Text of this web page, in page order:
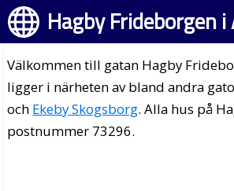
Hagby Frideborgen
Välkommen till gatan Hagby
ligger i närheten av bland andra
och Ekeby Skogsborg. Alla hus på
postnummer 73296.